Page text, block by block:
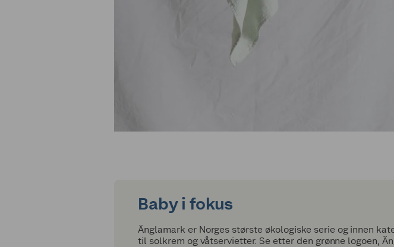
Baby i fokus
Änglamark er Norges største økologiske serie og innen
til solkrem og våtservietter. Se etter den grønne logoen,